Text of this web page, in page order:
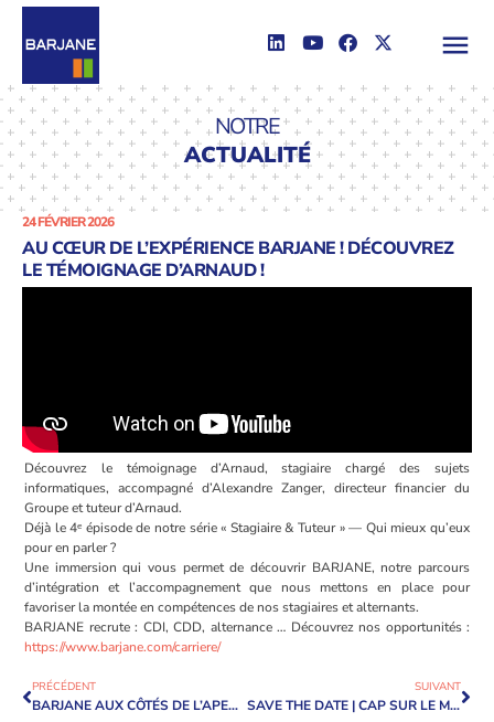
NOTRE
ACTUALITÉ
24 FÉVRIER 2026
AU CŒUR DE L’EXPÉRIENCE BARJANE ! DÉCOUVREZ
LE TÉMOIGNAGE D’ARNAUD !
Découvrez le témoignage d’Arnaud, stagiaire chargé des sujets
informatiques, accompagné d’Alexandre Zanger, directeur financier du
Groupe et tuteur d’Arnaud.
Déjà le 4ᵉ épisode de notre série « Stagiaire & Tuteur » — Qui mieux qu’eux
pour en parler ?
Une immersion qui vous permet de découvrir BARJANE, notre parcours
d’intégration et l’accompagnement que nous mettons en place pour
favoriser la montée en compétences de nos stagiaires et alternants.
BARJANE recrute : CDI, CDD, alternance … Découvrez nos opportunités :
https://www.barjane.com/carriere/
PRÉCÉDENT
BARJANE AUX CÔTÉS DE L’APEC – ASSOCIATION POUR L’EMPLOI DES CADRES ET DE JEUNES DIPLÔMÉS
SUIVANT
SAVE THE DATE | CAP SUR LE MIPIM DU 9 AU 13 MARS !